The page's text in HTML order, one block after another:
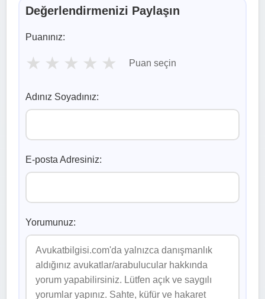
Değerlendirmenizi Paylaşın
Puanınız:
★ ★ ★ ★ ★ Puan seçin
Adınız Soyadınız:
E-posta Adresiniz:
Yorumunuz: